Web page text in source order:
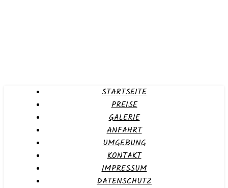
STARTSEITE
PREISE
GALERIE
ANFAHRT
UMGEBUNG
KONTAKT
IMPRESSUM
DATENSCHUTZ